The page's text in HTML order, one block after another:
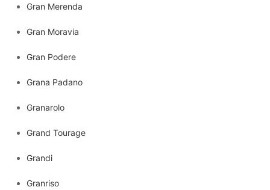
Gran Merenda
Gran Moravia
Gran Podere
Grana Padano
Granarolo
Grand Tourage
Grandi
Granriso